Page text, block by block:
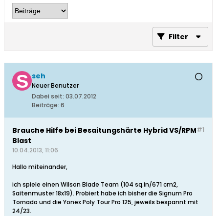
Filter
seh
Neuer Benutzer
Dabei seit: 03.07.2012
Beiträge: 6
#1
Brauche Hilfe bei Besaitungshärte Hybrid VS/RPM
Blast
10.04.2013, 11:06
Hallo miteinander,
ich spiele einen Wilson Blade Team (104 sq.in/671 cm2,
Saitenmuster 18x19). Probiert habe ich bisher die Signum Pro
Tornado und die Yonex Poly Tour Pro 125, jeweils bespannt mit
24/23.